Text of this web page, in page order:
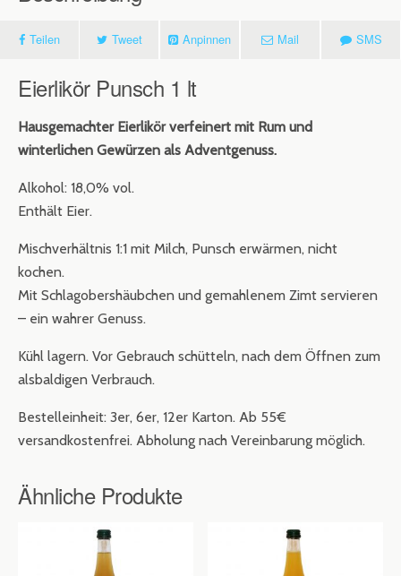
Teilen Tweet Anpinnen Mail SMS
Eierlikör Punsch 1 lt
Hausgemachter Eierlikör verfeinert mit Rum und
winterlichen Gewürzen als Adventgenuss.
Alkohol: 18,0% vol.
Enthält Eier.
Mischverhältnis 1:1 mit Milch, Punsch erwärmen, nicht
kochen.
Mit Schlagobershäubchen und gemahlenem Zimt servieren
– ein wahrer Genuss.
Kühl lagern. Vor Gebrauch schütteln, nach dem Öffnen zum
alsbaldigen Verbrauch.
Bestelleinheit: 3er, 6er, 12er Karton. Ab 55€
versandkostenfrei. Abholung nach Vereinbarung möglich.
Ähnliche Produkte